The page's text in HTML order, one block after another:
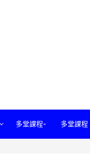
多堂課程- 多堂課程